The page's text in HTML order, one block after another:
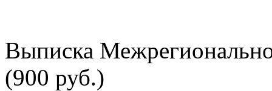
Выписка
(900 руб.)